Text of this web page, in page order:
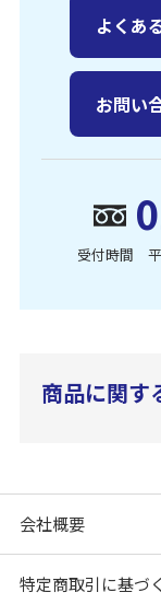
受付時間 平
よくあ
お問い
商品に関す
会社概要
特定商取引に基づ